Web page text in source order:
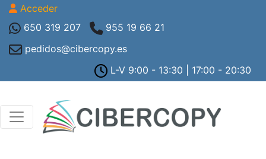
Acceder
650 319 207
955 19 66 21
pedidos@cibercopy.es
L-V 9:00 - 13:30 | 17:00 - 20:30